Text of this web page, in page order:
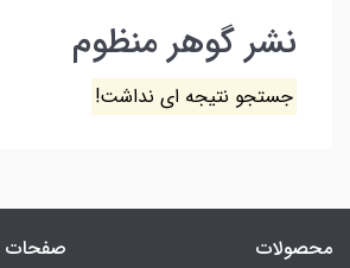
نشر گوهر منظوم
جستجو نتیجه ای نداشت!
محصولات صفحات